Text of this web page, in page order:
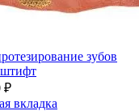
зубов
₽
вкладка